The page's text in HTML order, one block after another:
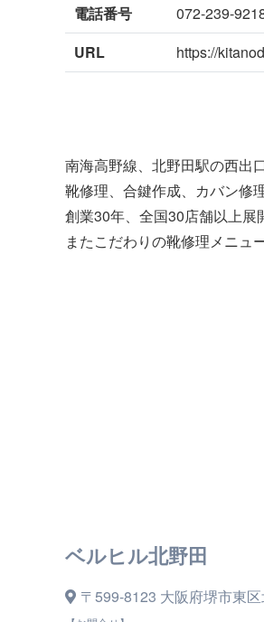
電話番号
072-239-
URL
https://
南海高野線、北野田駅の西出
靴修理、合鍵作成、カバン修
創業30年、全国30店舗以上展
またこだわりの靴修理メニュ
ベルヒル北野田
〒599-8123 大阪府堺市東